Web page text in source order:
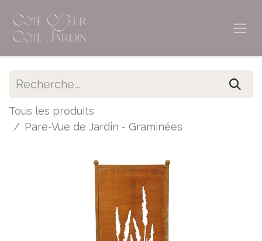
Tous les produits
Pare-Vue de Jardin - Graminées